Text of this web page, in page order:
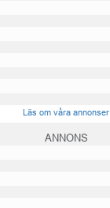
Läs om våra annonser
ANNONS